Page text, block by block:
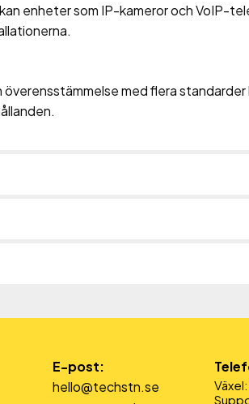
enheter som IP-kameror och VoIP-
överensstämmelse med flera
E-post:
hello@techstn.se